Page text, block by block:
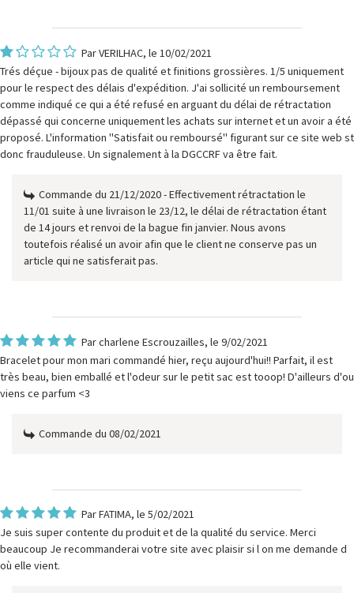
ParVERILHAC, le 10/02/2021
Trés déçue - bijoux pas de qualité et finitions grossières. 1/5 uniquement
pour le respect des délais d'expédition. J'ai sollicité un remboursement
comme indiqué ce qui a été refusé en arguant du délai de rétractation
dépassé qui concerne uniquement les achats sur internet et un avoir a été
proposé. L'information "Satisfait ou remboursé" figurant sur ce site web st
donc frauduleuse. Un signalement à la DGCCRF va être fait.
Commande du 21/12/2020 - Effectivement rétractation le
11/01 suite à une livraison le 23/12, le délai de rétractation étant
de 14 jours et renvoi de la bague fin janvier. Nous avons
toutefois réalisé un avoir afin que le client ne conserve pas un
article qui ne satisferait pas.
Parcharlene Escrouzailles, le 9/02/2021
Bracelet pour mon mari commandé hier, reçu aujourd'hui!! Parfait, il est
très beau, bien emballé et l'odeur sur le petit sac est tooop! D'ailleurs d'ou
viens ce parfum <3
Commande du 08/02/2021
ParFATIMA, le 5/02/2021
Je suis super contente du produit et de la qualité du service. Merci
beaucoup Je recommanderai votre site avec plaisir si l on me demande d
où elle vient.